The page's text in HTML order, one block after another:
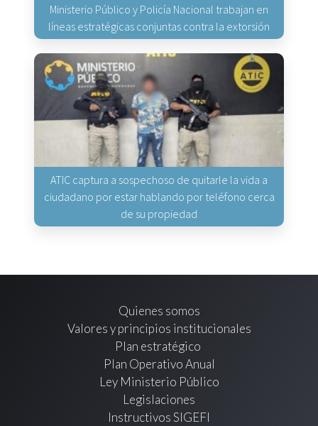
Ministerio Público y Policía Nacional trabajan en
líneas estratégicas conjuntas contra la extorsión
ATIC captura a sospechoso de quitarle la vida a
ciudadano por estar hablando por teléfono cerca
de su propiedad
Quienes somos
Valores y principios institucionales
Plan estratégico
Plan Operativo Anual
Ley Ministerio Público
Legislaciones
Instructivos SIGEFI